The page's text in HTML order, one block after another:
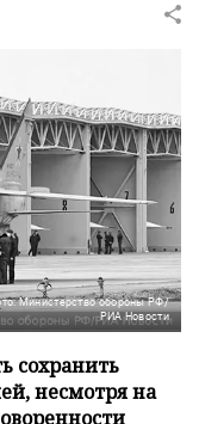
Министерство обороны РФ/
РИА Новости
сохранить
несмотря на